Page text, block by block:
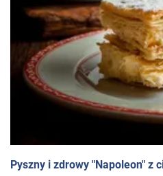
Pyszny i zdrowy "Napoleon"